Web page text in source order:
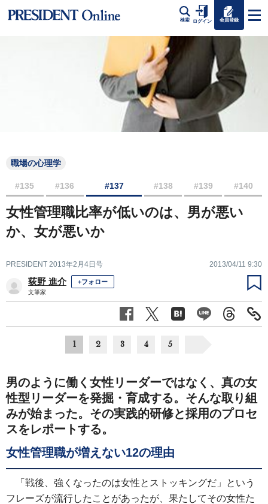
検索 ログイン 会員登録
職場の心理学
#135 #136 #137 #138 #139 #140
女性管理職比率が低いのは、男が悪い
か、女が悪いか
PRESIDENT 2013年2月4日号 2013/04/11 9:30
荻野 進介 +フォロー
文筆家
1 2 3 4 5
男のように働く女性リーダーではなく、真の女
性型リーダーを発掘・育成する。そんな取り組
みが始まった。その実践的研修と採用のプロセ
スをレポートする。
女性管理職が増えない12の理由
「戦後、強くなったのは女性とストッキングだ」という
フレーズが流行したことがあったが、果たしてその女性た